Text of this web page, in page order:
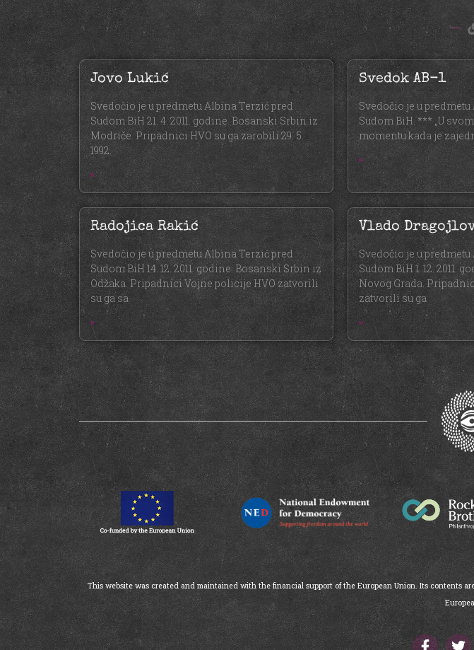
Jovo Lukić
Svedočio je u predmetu Albina Terzić pred
Sudom BiH 21. 4. 2011. godine. Bosanski Srbin iz
Modriče. Pripadnici HVO su ga zarobili 29. 5.
1992.
»
Svedok AB-1
Svedočio je u
Sudom BiH. *** „U
momentu kada je
»
Radojica Rakić
Svedočio je u predmetu Albina Terzić pred
Sudom BiH 14. 12. 2011. godine. Bosanski Srbin iz
Odžaka. Pripadnici Vojne policije HVO zatvorili
su ga sa
»
Vlado
Svedočio je u
Sudom BiH 1. 12. 2011.
Novog Grada.
zatvorili su ga
»
This website was created and maintained with the financial support of the European Union. Its contents